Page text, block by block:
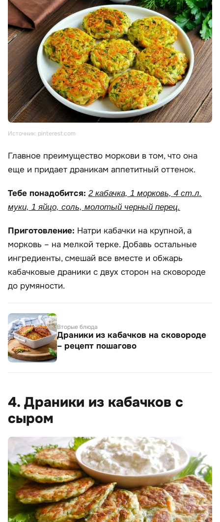
Источник: pinterest.com
Главное преимущество моркови в том, что она
еще и придает драникам аппетитный оттенок.
Тебе понадобится: 2 кабачка, 1 морковь, 4 ст.л.
муки, 1 яйцо, соль, молотый черный перец.
Приготовление: Натри кабачки на крупной, а
морковь – на мелкой терке. Добавь остальные
ингредиенты, смешай все вместе и обжарь
кабачковые драники с двух сторон на сковороде
до румяности.
Вторые блюда
Драники из кабачков на сковороде
– рецепт пошагово
4. Драники из кабачков с
сыром